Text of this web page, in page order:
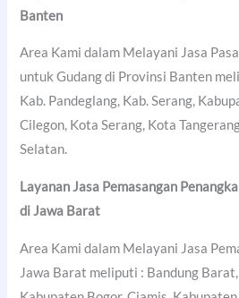
Banten
Area Kami dalam Melayani Jasa
untuk Gudang di Provinsi Banten
Kab. Pandeglang, Kab. Serang,
Cilegon, Kota Serang, Kota
Selatan.
Layanan Jasa Pemasangan
di Jawa Barat
Area Kami dalam Melayani Jasa
Jawa Barat meliputi : Bandung